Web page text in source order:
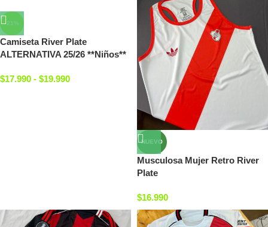
-21%
Camiseta River Plate
ALTERNATIVA 25/26 **Niños**
$17.990 - $19.990
NUEVO
Musculosa Mujer Retro River
Plate
$16.990